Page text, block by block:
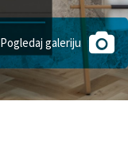
Pogledaj galeriju